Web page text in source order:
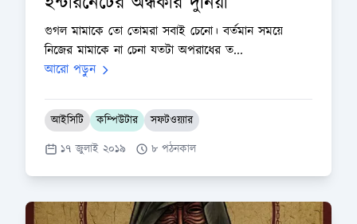
গুগল মামাকে তো তোমরা সবাই চেনো। বর্তমান সময়ে
নিজের মামাকে না চেনা যতটা অপরাধের ত...
আরো পড়ুন
আইসিটি কম্পিউটার
সফটওয়্যার
১৭ জুলাই ২০১৯
৮ পঠনকাল